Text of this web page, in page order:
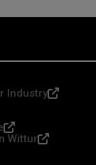
Industry
Wittur